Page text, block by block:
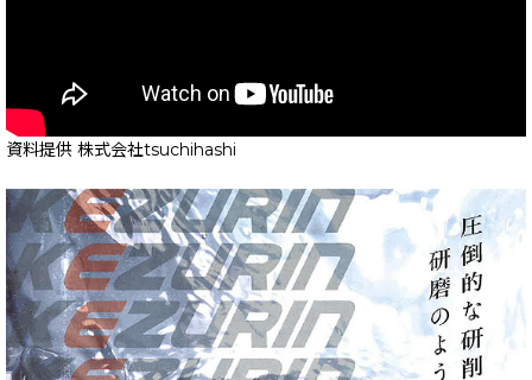
資料提供 株式会社tsuchihashi